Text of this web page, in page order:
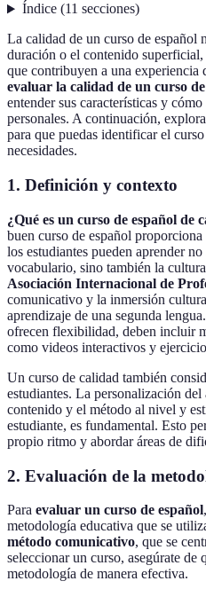
Índice(11 secciones)
La calidad de un curso de español
duración o el contenido
que contribuyen a una experiencia
evaluar la calidad de un curso
entender sus características y
personales. A continuación,
para que puedas identificar el
necesidades.
1. Definición y contexto
¿Qué es un curso de español de
buen curso de español
los estudiantes pueden aprender
vocabulario, sino también la
Asociación Internacional de
comunicativo y la inmersión
aprendizaje de una segunda
ofrecen flexibilidad, deben incluir
como videos interactivos y
Un curso de calidad también
estudiantes. La personalización
contenido y el método al nivel y
estudiante, es fundamental. Esto
propio ritmo y abordar áreas de
2. Evaluación de la
Para evaluar un curso de español
metodología educativa que se
método comunicativo, que se
seleccionar un curso, asegúrate de
metodología de manera efectiva.